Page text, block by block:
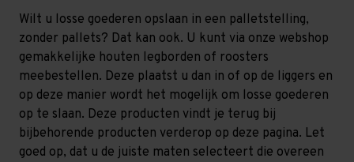
Wilt u losse goederen opslaan in een palletstelling,
zonder pallets? Dat kan ook. U kunt via onze webshop
gemakkelijke houten legborden of roosters
meebestellen. Deze plaatst u dan in of op de liggers en
op deze manier wordt het mogelijk om losse goederen
op te slaan. Deze producten vindt je terug bij
bijbehorende producten verderop op deze pagina. Let
goed op, dat u de juiste maten selecteert die overeen